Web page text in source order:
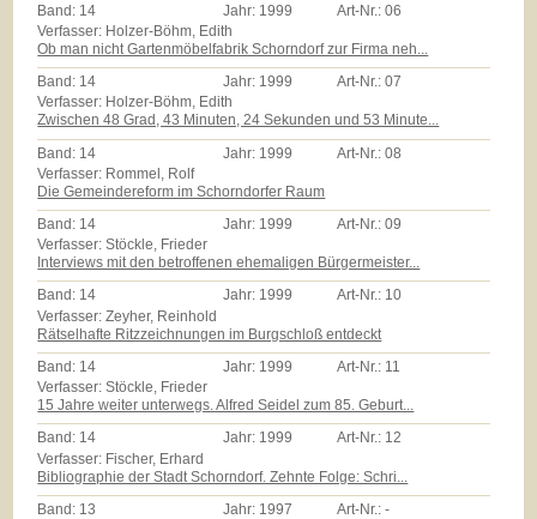
Band: 14 Jahr: 1999 Art-Nr.:06
Verfasser: Holzer-Böhm, Edith
Ob man nicht Gartenmöbelfabrik Schorndorf zur Firma neh...
Band: 14 Jahr: 1999 Art-Nr.:07
Verfasser: Holzer-Böhm, Edith
Zwischen 48 Grad, 43 Minuten, 24 Sekunden und 53 Minute...
Band: 14 Jahr: 1999 Art-Nr.:08
Verfasser: Rommel, Rolf
Die Gemeindereform im Schorndorfer Raum
Band: 14 Jahr: 1999 Art-Nr.:09
Verfasser: Stöckle, Frieder
Interviews mit den betroffenen ehemaligen Bürgermeister...
Band: 14 Jahr: 1999 Art-Nr.: 10
Verfasser: Zeyher, Reinhold
Rätselhafte Ritzzeichnungen im Burgschloß entdeckt
Band: 14 Jahr: 1999 Art-Nr.: 11
Verfasser: Stöckle, Frieder
15 Jahre weiter unterwegs. Alfred Seidel zum 85. Geburt...
Band: 14 Jahr: 1999 Art-Nr.: 12
Verfasser: Fischer, Erhard
Bibliographie der Stadt Schorndorf. Zehnte Folge: Schri...
Band: 13 Jahr: 1997 Art-Nr.:-